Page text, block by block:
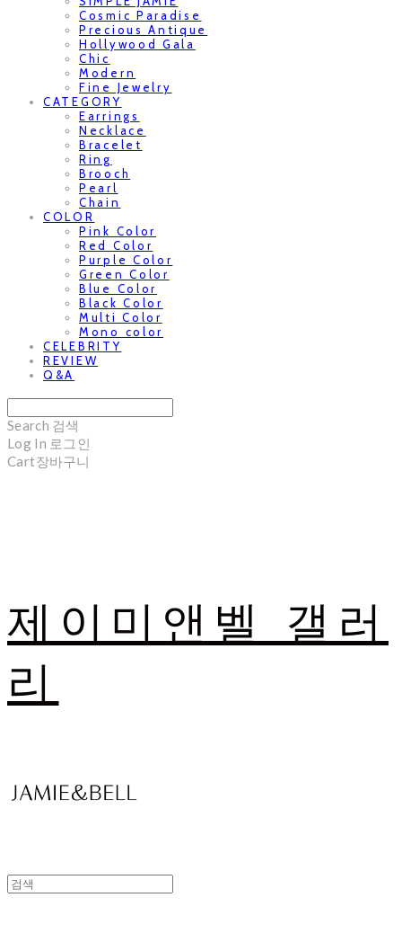
Cosmic Paradise
Precious Antique
Hollywood Gala
Chic
Modern
Fine Jewelry
CATEGORY
Earrings
Necklace
Bracelet
Ring
Brooch
Pearl
Chain
COLOR
Pink Color
Red Color
Purple Color
Green Color
Blue Color
Black Color
Multi Color
Mono color
CELEBRITY
REVIEW
Q&A
Search 검색
Log In 로그인
Cart장바구니
제이미앤벨 갤러
리